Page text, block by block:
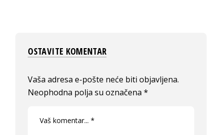
OSTAVITE KOMENTAR
Vaša adresa e-pošte neće biti objavljena.
Neophodna polja su označena*